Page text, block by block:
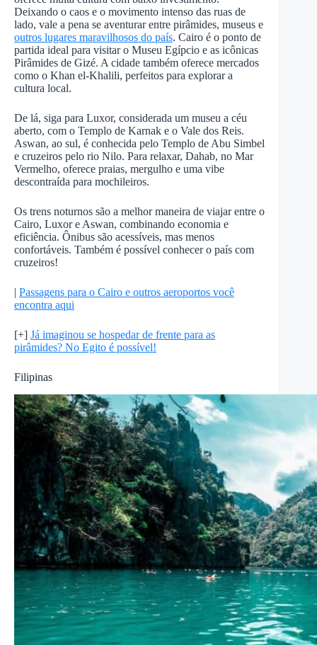
Deixando o caos e o movimento intenso das ruas de
lado, vale a pena se aventurar entre pirâmides, museus e
outros lugares maravilhosos do país. Cairo é o ponto de
partida ideal para visitar o Museu Egípcio e as icônicas
Pirâmides de Gizé. A cidade também oferece mercados
como o Khan el-Khalili, perfeitos para explorar a
cultura local.
De lá, siga para Luxor, considerada um museu a céu
aberto, com o Templo de Karnak e o Vale dos Reis.
Aswan, ao sul, é conhecida pelo Templo de Abu Simbel
e cruzeiros pelo rio Nilo. Para relaxar, Dahab, no Mar
Vermelho, oferece praias, mergulho e uma vibe
descontraída para mochileiros.
Os trens noturnos são a melhor maneira de viajar entre o
Cairo, Luxor e Aswan, combinando economia e
eficiência. Ônibus são acessíveis, mas menos
confortáveis. Também é possível conhecer o país com
cruzeiros!
| Passagens para o Cairo e outros aeroportos você
encontra aqui
[+] Já imaginou se hospedar de frente para as
pirâmides? No Egito é possível!
Filipinas